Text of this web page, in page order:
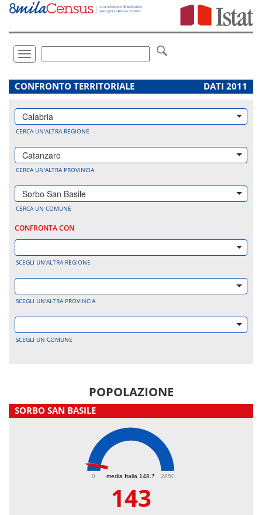
Vai
direttamente
Toggle
navigation
.
CONFRONTO TERRITORIALE DATI 2011
Calabria
CERCA UN'ALTRA REGIONE
Catanzaro
CERCA UN'ALTRA PROVINCIA
Sorbo San Basile
CERCA UN COMUNE
CONFRONTA CON
SCEGLI UN'ALTRA REGIONE
SCEGLI UN'ALTRA PROVINCIA
SCEGLI UN COMUNE
POPOLAZIONE
SORBO SAN BASILE
media Italia 148.7
0 2850
143